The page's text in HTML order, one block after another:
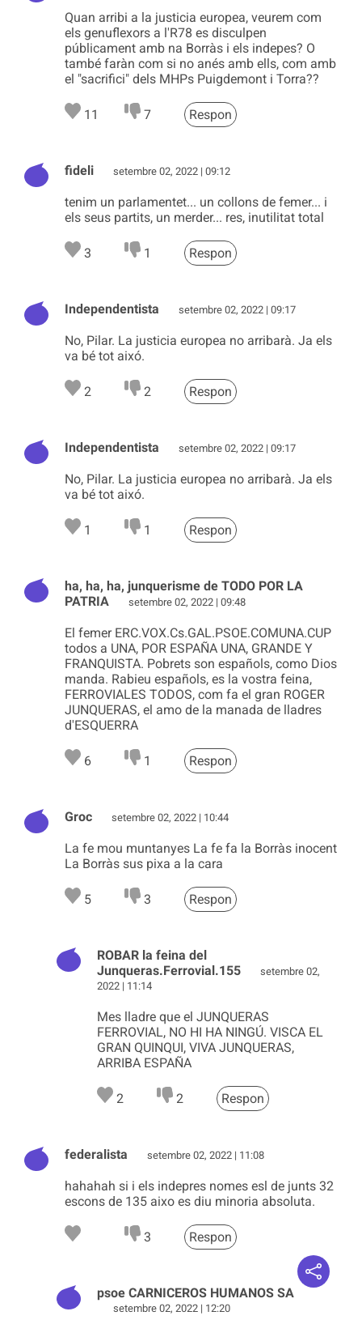
Quan arribi a la justicia europea, veurem com
els genuflexors a l'R78 es disculpen
públicament amb na Borràs i els indepes? O
també faràn com si no anés amb ells, com amb
el "sacrifici" dels MHPs Puigdemont i Torra??
11 7 Respon
fideli setembre 02, 2022 | 09:12
tenim un parlamentet... un collons de femer... i
els seus partits, un merder... res, inutilitat total
3 1 Respon
Independentista setembre 02, 2022 | 09:17
No, Pilar. La justicia europea no arribarà. Ja els
va bé tot aixó.
2 2 Respon
Independentista setembre 02, 2022 | 09:17
No, Pilar. La justicia europea no arribarà. Ja els
va bé tot aixó.
1 1 Respon
ha, ha, ha, junquerisme de TODO POR LA
PATRIA
setembre 02, 2022 | 09:48
El femer ERC.VOX.Cs.GAL.PSOE.COMUNA.CUP
todos a UNA, POR ESPAÑA UNA, GRANDE Y
FRANQUISTA. Pobrets son españols, como Dios
manda. Rabieu españols, es la vostra feina,
FERROVIALES TODOS, com fa el gran ROGER
JUNQUERAS, el amo de la manada de lladres
d'ESQUERRA
6 1 Respon
Groc setembre 02, 2022 | 10:44
La fe mou muntanyes La fe fa la Borràs inocent
La Borràs sus pixa a la cara
5 3 Respon
ROBAR la feina del
Junqueras.Ferrovial.155
setembre 02,
2022 | 11:14
Mes lladre que el JUNQUERAS
FERROVIAL, NO HI HA NINGÚ. VISCA EL
GRAN QUINQUI, VIVA JUNQUERAS,
ARRIBA ESPAÑA
2 2 Respon
federalista setembre 02, 2022 | 11:08
hahahah si i els indepres nomes esl de junts 32
escons de 135 aixo es diu minoria absoluta.
3 Respon
psoe CARNICEROS HUMANOS SA
setembre 02, 2022 | 12:20